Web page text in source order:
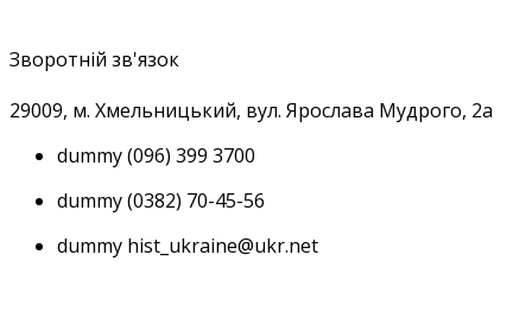
Зворотній зв'язок
29009, м. Хмельницький, вул. Ярослава Мудрого, 2а
dummy(096) 399 3700
dummy(0382) 70-45-56
dummy hist_ukraine@ukr.net